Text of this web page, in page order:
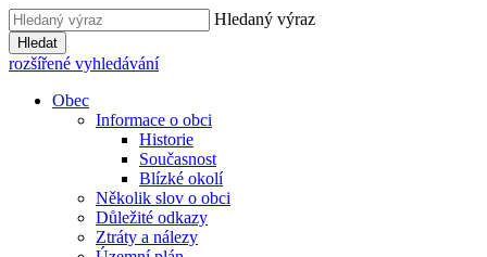
Hledaný výraz
Hledat
rozšířené vyhledávání
Obec
Informace o obci
Historie
Současnost
Blízké okolí
Několik slov o obci
Důležité odkazy
Ztráty a nálezy